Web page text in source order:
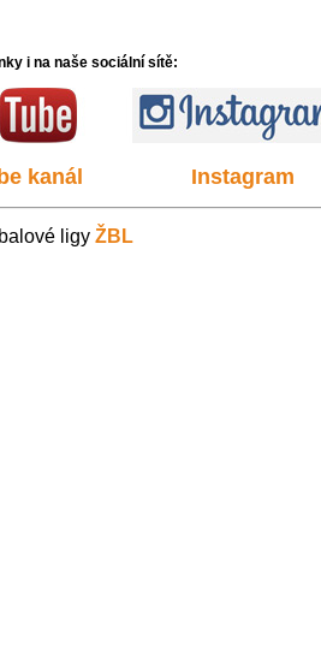
i na naše sociální sítě:
kanál Instagram
ligy ŽBL